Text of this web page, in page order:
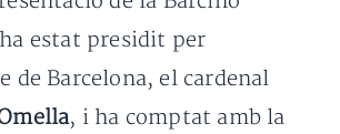
ha estat presidit per
de Barcelona, el cardenal
, i ha comptat amb la